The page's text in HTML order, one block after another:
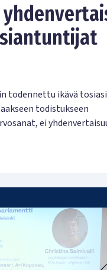
todennettu ikävä
todistukseen
ei